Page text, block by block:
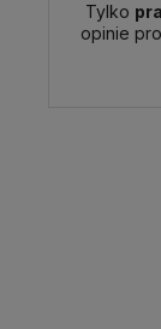
Tylko
opinie
Wyślemy do